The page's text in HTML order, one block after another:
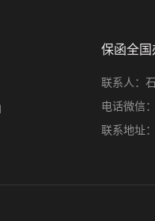
保函全国
联系人：
电话微信
联系地址